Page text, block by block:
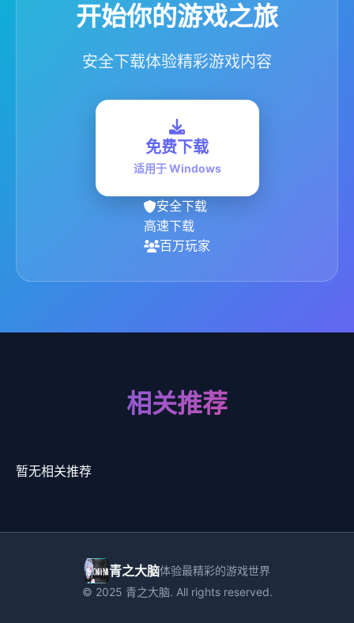
开始你的游戏之旅
安全下载体验精彩游戏内容
免费下载
适用于 Windows
安全下载
高速下载
百万玩家
相关推荐
暂无相关推荐
青之大脑体验最精彩的游戏世界
© 2025 青之大脑. All rights reserved.